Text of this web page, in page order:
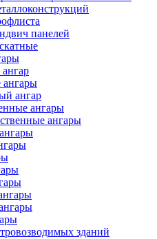
панелей
ангары
ангар
ангары
ангары
зданий